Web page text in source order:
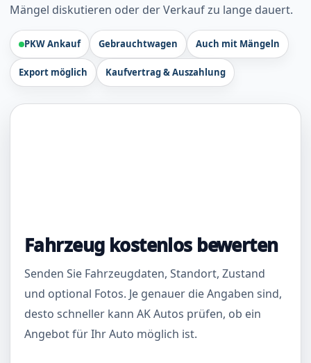
Mängel diskutieren oder der Verkauf zu lange dauert.
PKW Ankauf Gebrauchtwagen Auch mit Mängeln
Export möglich Kaufvertrag & Auszahlung
Fahrzeug kostenlos bewerten
Senden Sie Fahrzeugdaten, Standort, Zustand
und optional Fotos. Je genauer die Angaben sind,
desto schneller kann AK Autos prüfen, ob ein
Angebot für Ihr Auto möglich ist.